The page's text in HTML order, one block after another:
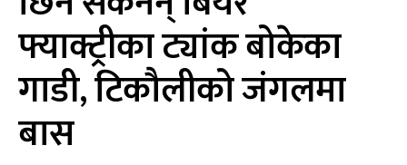
फ्याक्ट्रीका ट्यांक बोकेका
गाडी, टिकौलीको जंगलमा
बास